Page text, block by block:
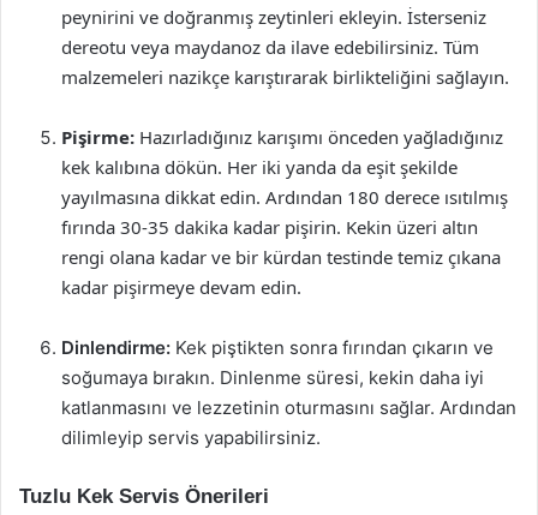
peynirini ve doğranmış zeytinleri ekleyin. İsterseniz
dereotu veya maydanoz da ilave edebilirsiniz. Tüm
malzemeleri nazikçe karıştırarak birlikteliğini sağlayın.
Pişirme: Hazırladığınız karışımı önceden yağladığınız
kek kalıbına dökün. Her iki yanda da eşit şekilde
yayılmasına dikkat edin. Ardından 180 derece ısıtılmış
fırında 30-35 dakika kadar pişirin. Kekin üzeri altın
rengi olana kadar ve bir kürdan testinde temiz çıkana
kadar pişirmeye devam edin.
Dinlendirme: Kek piştikten sonra fırından çıkarın ve
soğumaya bırakın. Dinlenme süresi, kekin daha iyi
katlanmasını ve lezzetinin oturmasını sağlar. Ardından
dilimleyip servis yapabilirsiniz.
Tuzlu Kek Servis Önerileri